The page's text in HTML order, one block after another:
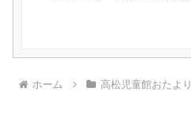
ホーム 高松児童館おたより